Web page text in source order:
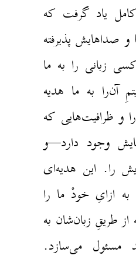
گرفت که
پذیرفته
به ما
ما هدیه
که
—و
هدیه‌ای
ما را
به